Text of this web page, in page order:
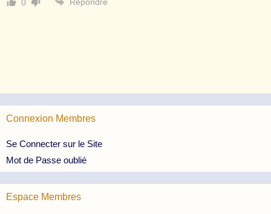
0
Connexion Membres
Se Connecter sur le Site
Mot de Passe oublié
Espace Membres